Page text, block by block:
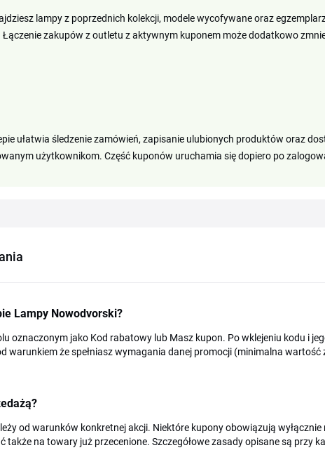
lampy z poprzednich kolekcji, modele wycofywane oraz
zakupów z outletu z aktywnym kuponem może dodatkowo
ułatwia śledzenie zamówień, zapisanie ulubionych produktów oraz
użytkownikom. Część kuponów uruchamia się dopiero po
Lampy Nowodvorski?
oznaczonym jako Kod rabatowy lub Masz kupon. Po wklejeniu kodu i
warunkiem że spełniasz wymagania danej promocji (minimalna wartość
od warunków konkretnej akcji. Niektóre kupony obowiązują
także na towary już przecenione. Szczegółowe zasady opisane są przy